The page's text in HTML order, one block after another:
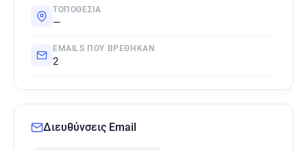
ΤΟΠΟΘΕΣΊΑ
—
EMAILS ΠΟΥ ΒΡΈΘΗΚΑΝ
2
Διευθύνσεις Email